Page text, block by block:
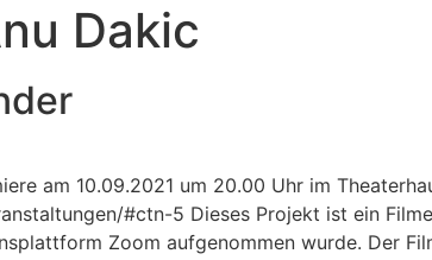
Dakic
am 10.09.2021 um 20.00 Uhr im
#ctn-5 Dieses Projekt ist ein
Zoom aufgenommen wurde. Der